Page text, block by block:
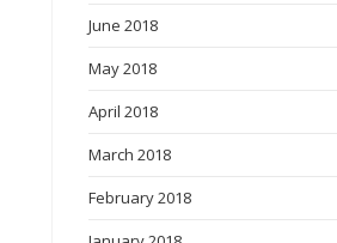
June 2018
May 2018
April 2018
March 2018
February 2018